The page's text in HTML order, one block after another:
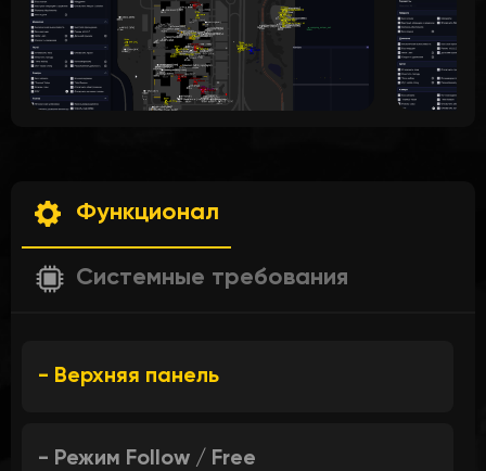
Функционал
Системные требования
- Верхняя панель
- Режим Follow / Free